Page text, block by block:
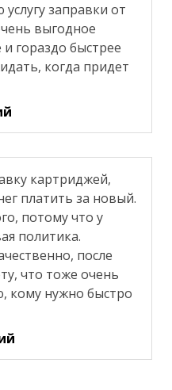
заправки от
выгодное
гораздо быстрее
когда придет
картриджей,
платить за новый.
потому что у
политика.
после
что тоже очень
кому нужно быстро